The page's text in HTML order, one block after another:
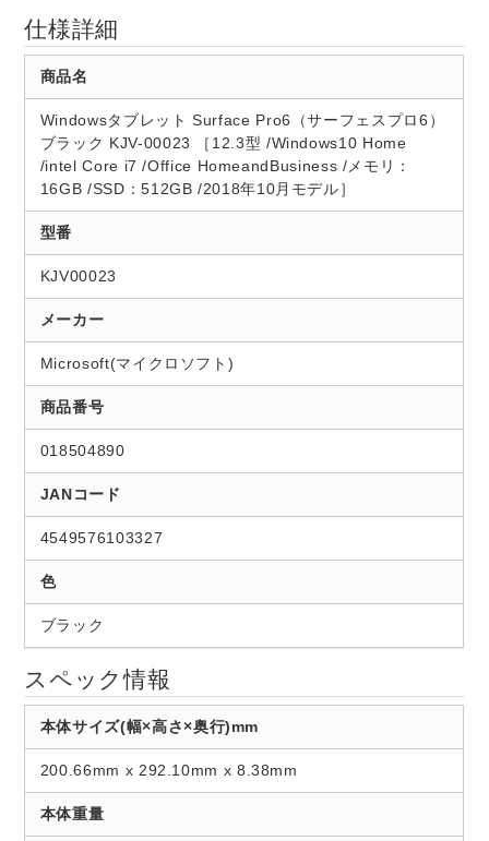
仕様詳細
商品名
Windowsタブレット Surface Pro6（サーフェスプロ6）
ブラック KJV-00023 ［12.3型 /Windows10 Home
/intel Core i7 /Office HomeandBusiness /メモリ：
16GB /SSD：512GB /2018年10月モデル］
型番
KJV00023
メーカー
Microsoft(マイクロソフト)
商品番号
018504890
JANコード
4549576103327
色
ブラック
スペック情報
本体サイズ(幅×高さ×奥行)mm
200.66mm x 292.10mm x 8.38mm
本体重量